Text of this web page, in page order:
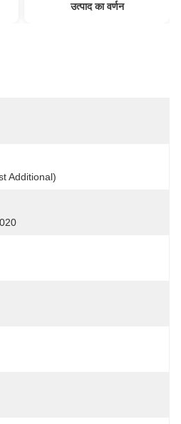
उत्पाद का वर्णन
Additional)